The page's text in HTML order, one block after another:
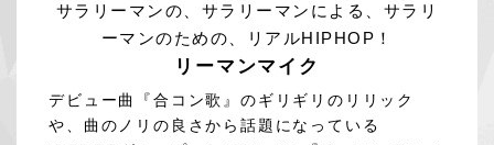
サラリーマンの、サラリーマンによる、サラリ
ーマンのための、リアルHIPHOP！
リーマンマイク
デビュー曲『合コン歌』のギリギリのリリック
や、曲のノリの良さから話題になっている